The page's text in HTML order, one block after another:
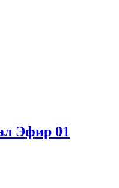
Эфир 01